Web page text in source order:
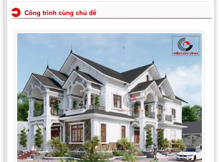
Công trình cùng chủ đề